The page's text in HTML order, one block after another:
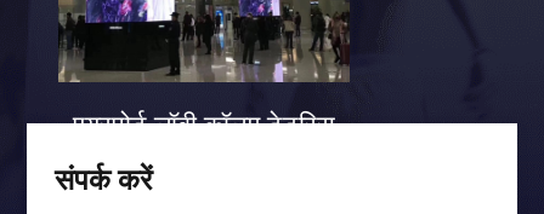
एयरपोर्ट लॉबी कॉलम टेटरिस
संपर्क करें